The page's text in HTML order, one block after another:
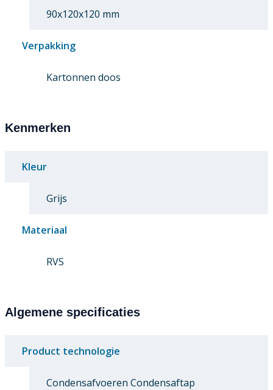
90x120x120 mm
Verpakking
Kartonnen doos
Kenmerken
Kleur
Grijs
Materiaal
RVS
Algemene specificaties
Product technologie
Condensafvoeren Condensaftap